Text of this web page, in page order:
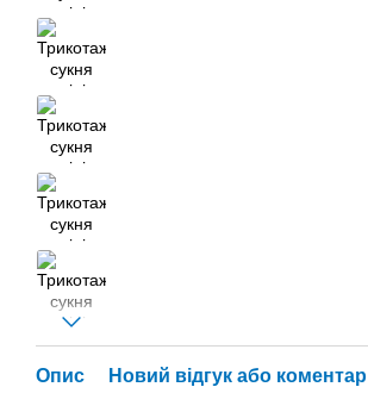
Опис Новий відгук або коментар